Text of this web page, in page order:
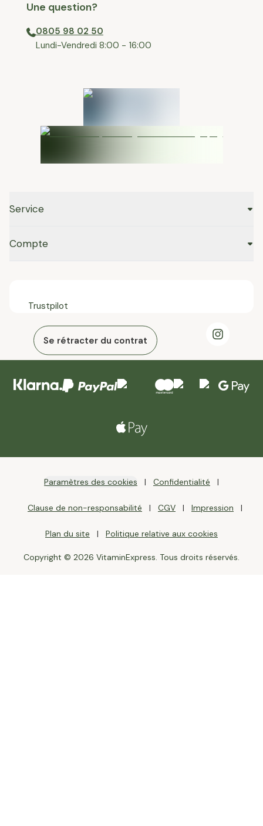
Une question?
0805 98 02 50
⁠Lundi-Vendredi 8:00 - 16:00
Service
Compte
Trustpilot
Se rétracter du contrat
Paramètres des cookies Confidentialité
Clause de non-responsabilité CGV Impression
Plan du site Politique relative aux cookies
Copyright © 2026 VitaminExpress. Tous droits réservés.